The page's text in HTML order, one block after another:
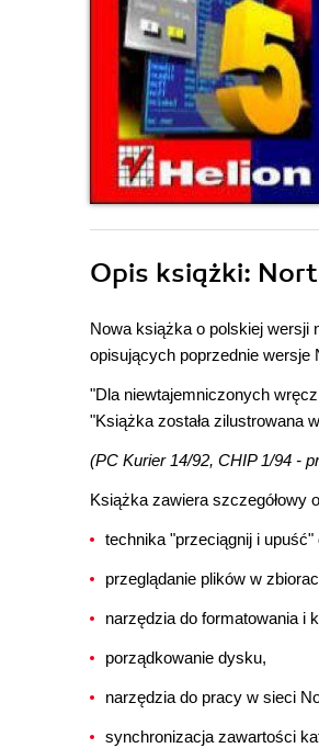
Opis książki:
Nowa książka o polskiej wersji
opisujących poprzednie wersje
"Dla niewtajemniczonych
"Książka została zilustrowana
(PC Kurier 14/92, CHIP 1/94 -
Książka zawiera szczegółowy
technika "przeciągnij i
przeglądanie plików w
narzędzia do formatowania i
porządkowanie dysku,
narzędzia do pracy w sieci
synchronizacja zawartości